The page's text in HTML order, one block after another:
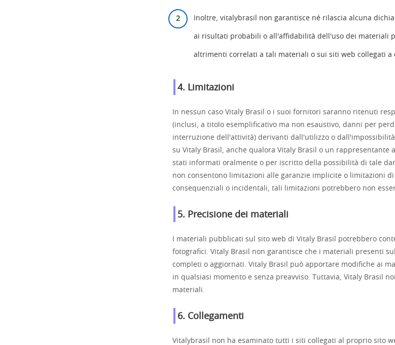
Inoltre, vitalybrasil non garantisce né rilascia alcuna
ai risultati probabili o all'affidabilità dell'uso dei materiali
altrimenti correlati a tali materiali o sui siti web collegati a
4. Limitazioni
In nessun caso Vitaly Brasil o i suoi fornitori saranno ritenuti
(inclusi, a titolo esemplificativo ma non esaustivo, danni per
interruzione dell'attività) derivanti dall'utilizzo o
su Vitaly Brasil, anche qualora Vitaly Brasil o un rappresentante
stati informati oralmente o per iscritto della possibilità di tale
non consentono limitazioni alle garanzie implicite o limitazioni
consequenziali o incidentali, tali limitazioni potrebbero non
5. Precisione dei materiali
I materiali pubblicati sul sito web di Vitaly Brasil potrebbero
fotografici. Vitaly Brasil non garantisce che i materiali presenti
completi o aggiornati. Vitaly Brasil può apportare modifiche ai
in qualsiasi momento e senza preavviso. Tuttavia, Vitaly Brasil
materiali.
6. Collegamenti
Vitalybrasil non ha esaminato tutti i siti collegati al proprio sito